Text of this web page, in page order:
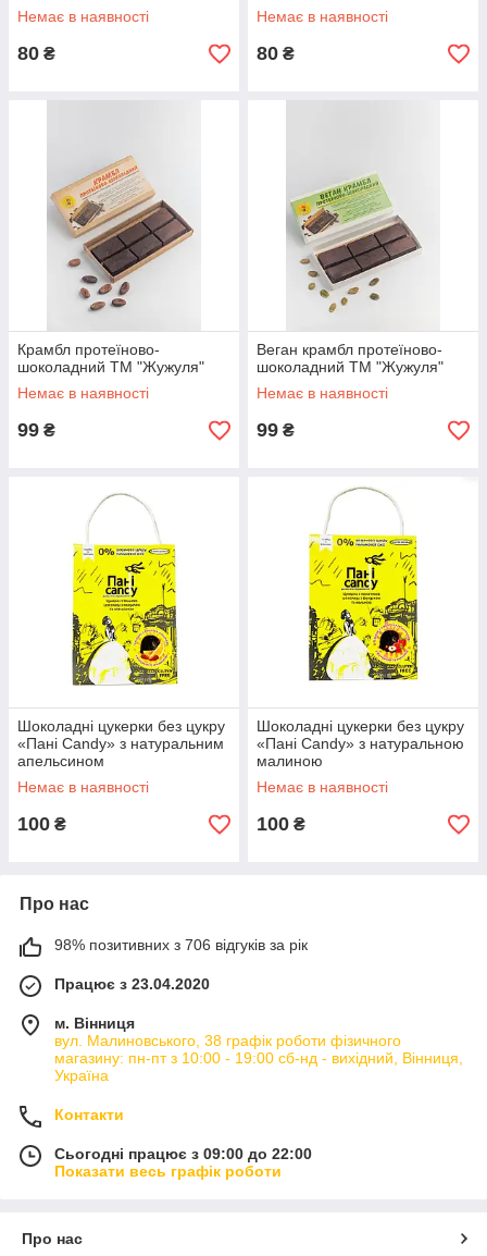
Немає в наявності
80 ₴
Немає в наявності
80 ₴
Крамбл протеїново-
шоколадний ТМ "Жужуля"
Немає в наявності
99 ₴
Веган крамбл протеїново-
шоколадний ТМ "Жужуля"
Немає в наявності
99 ₴
Шоколадні цукерки без цукру
«Пані Candy» з натуральним
апельсином
Немає в наявності
100 ₴
Шоколадні цукерки без цукру
«Пані Candy» з натуральною
малиною
Немає в наявності
100 ₴
Про нас
98% позитивних з 706 відгуків за рік
Працює з 23.04.2020
м. Вінниця
вул. Малиновського, 38 графік роботи фізичного
магазину: пн-пт з 10:00 - 19:00 сб-нд - вихідний, Вінниця,
Україна
Контакти
Сьогодні працює з 09:00 до 22:00
Показати весь графік роботи
Про нас